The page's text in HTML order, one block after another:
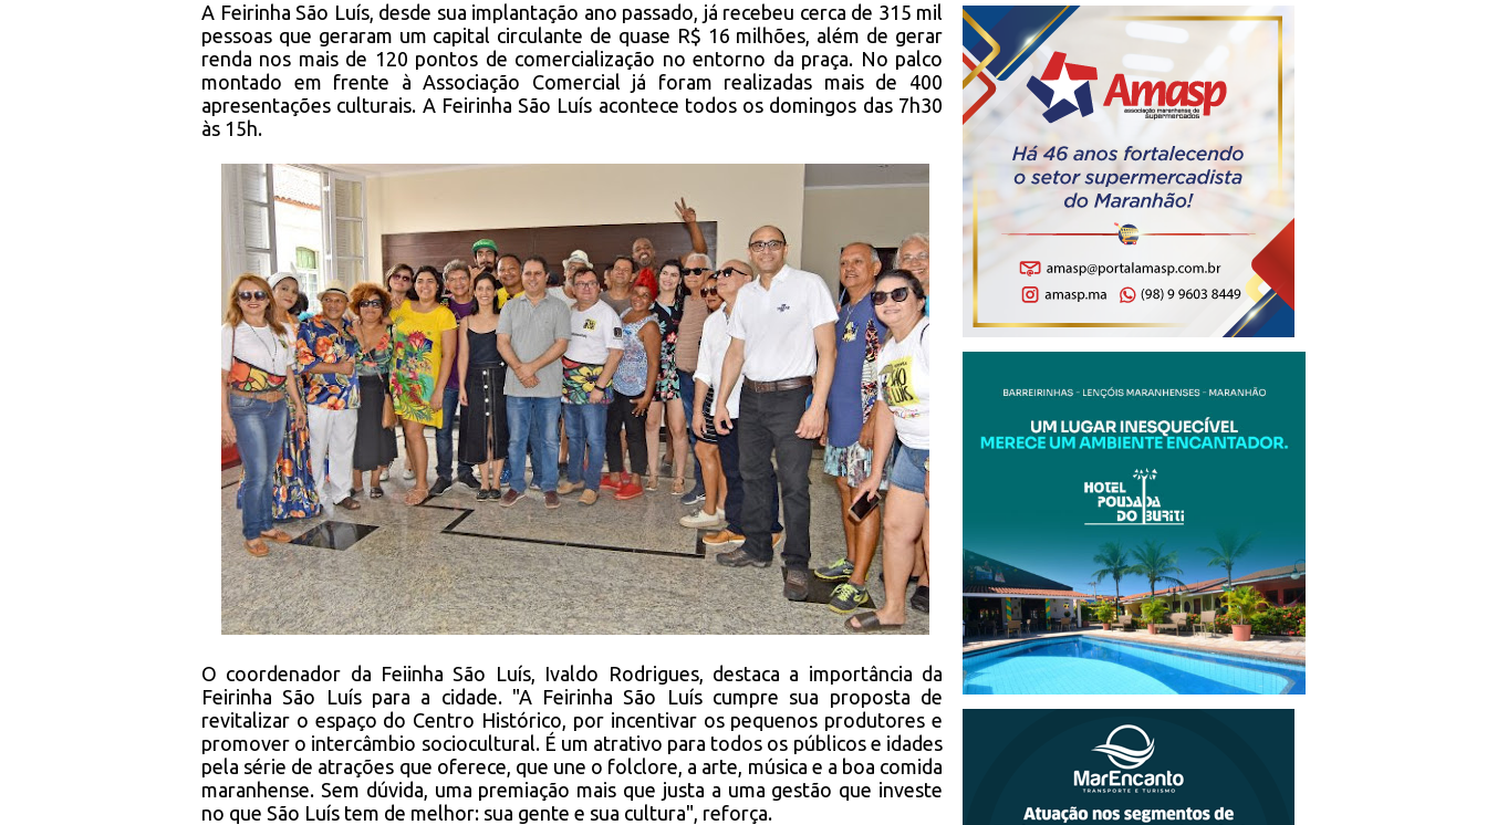
A Feirinha São Luís, desde sua implantação ano passado, já recebeu cerca de 315 mil
pessoas que geraram um capital circulante de quase R$ 16 milhões, além de gerar
renda nos mais de 120 pontos de comercialização no entorno da praça. No palco
montado em frente à Associação Comercial já foram realizadas mais de 400
apresentações culturais. A Feirinha São Luís acontece todos os domingos das 7h30
às 15h.
O coordenador da Feiinha São Luís, Ivaldo Rodrigues, destaca a importância da
Feirinha São Luís para a cidade. "A Feirinha São Luís cumpre sua proposta de
revitalizar o espaço do Centro Histórico, por incentivar os pequenos produtores e
promover o intercâmbio sociocultural. É um atrativo para todos os públicos e idades
pela série de atrações que oferece, que une o folclore, a arte, música e a boa comida
maranhense. Sem dúvida, uma premiação mais que justa a uma gestão que investe
no que São Luís tem de melhor: sua gente e sua cultura", reforça.